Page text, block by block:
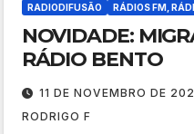
RADIODIFUSÃO
RÁDIOS FM,
NOVIDADE:
RÁDIO BENTO
11 DE NOVEMBRO DE
RODRIGO F